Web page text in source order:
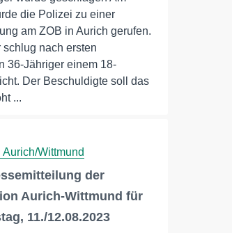
die Polizei zu einer
am ZOB in Aurich gerufen.
nach ersten
36-Jähriger einem 18-
Der Beschuldigte soll das
...
Wittmund
der
Aurich-Wittmund für
11./12.08.2023